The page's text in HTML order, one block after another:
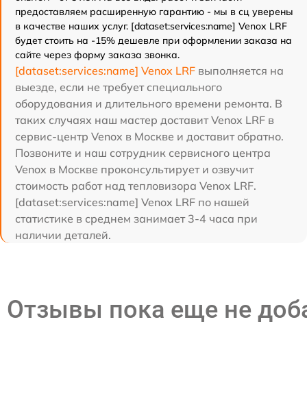
предоставляем расширенную гарантию - мы в сц уверены
в качестве наших услуг. [dataset:services:name] Venox LRF
будет стоить на -15% дешевле при оформлении заказа на
сайте через форму заказа звонка.
[dataset:services:name] Venox LRF выполняется на
выезде, если не требует специального
оборудования и длительного времени ремонта. В
таких случаях наш мастер доставит Venox LRF в
сервис-центр Venox в Москве и доставит обратно.
Позвоните и наш сотрудник сервисного центра
Venox в Москве проконсультирует и озвучит
стоимость работ над тепловизора Venox LRF.
[dataset:services:name] Venox LRF по нашей
статистике в среднем занимает 3-4 часа при
наличии деталей.
Отзывы пока еще не